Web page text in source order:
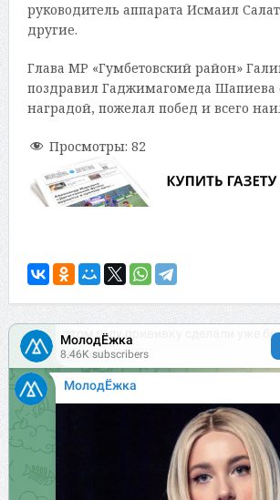
руководитель аппарата Исмаил
другие.
Глава МР «Гумбетовский район»
поздравил Гаджимагомеда Шапиева
наградой, пожелал побед и всего
Просмотры: 82